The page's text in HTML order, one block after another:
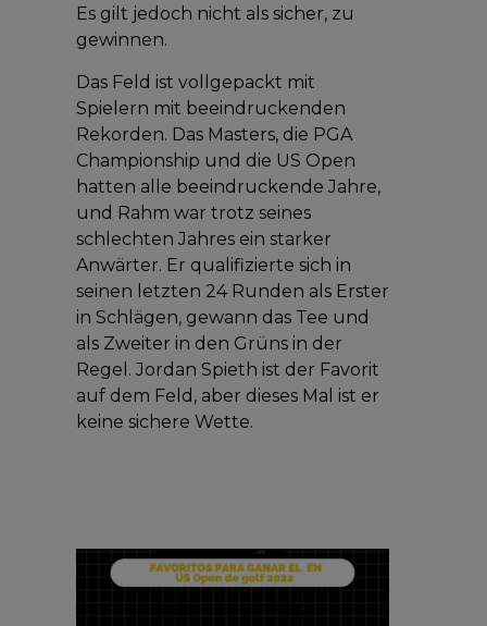
Es gilt jedoch nicht als sicher, zu
gewinnen.
Das Feld ist vollgepackt mit
Spielern mit beeindruckenden
Rekorden. Das Masters, die PGA
Championship und die US Open
hatten alle beeindruckende Jahre,
und Rahm war trotz seines
schlechten Jahres ein starker
Anwärter. Er qualifizierte sich in
seinen letzten 24 Runden als Erster
in Schlägen, gewann das Tee und
als Zweiter in den Grüns in der
Regel. Jordan Spieth ist der Favorit
auf dem Feld, aber dieses Mal ist er
keine sichere Wette.